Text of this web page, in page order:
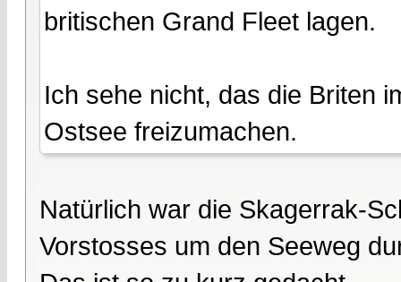
britischen Grand Fleet lagen.
Ich sehe nicht, das die Briten
Ostsee freizumachen.
Natürlich war die Skagerrak-
Vorstosses um den Seeweg